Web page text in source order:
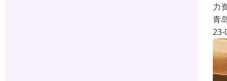
力
青
23-